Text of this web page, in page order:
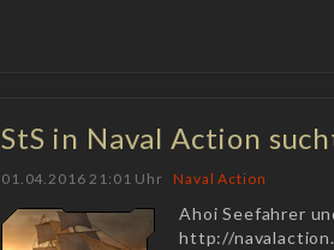
StS in Naval Action
01.04.2016 21:01 Uhr Naval Action
Ahoi Seefahrer
http://